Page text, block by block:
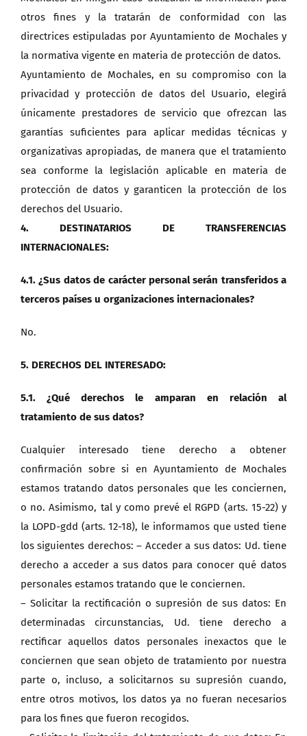
otros fines y la tratarán de conformidad con las
directrices estipuladas por Ayuntamiento de Mochales y
la normativa vigente en materia de protección de datos.
Ayuntamiento de Mochales, en su compromiso con la
privacidad y protección de datos del Usuario, elegirá
únicamente prestadores de servicio que ofrezcan las
garantías suficientes para aplicar medidas técnicas y
organizativas apropiadas, de manera que el tratamiento
sea conforme la legislación aplicable en materia de
protección de datos y garanticen la protección de los
derechos del Usuario.
4. DESTINATARIOS DE TRANSFERENCIAS
INTERNACIONALES:
4.1. ¿Sus datos de carácter personal serán transferidos a
terceros países u organizaciones internacionales?
No.
5. DERECHOS DEL INTERESADO:
5.1. ¿Qué derechos le amparan en relación al
tratamiento de sus datos?
Cualquier interesado tiene derecho a obtener
confirmación sobre si en Ayuntamiento de Mochales
estamos tratando datos personales que les conciernen,
o no. Asimismo, tal y como prevé el RGPD (arts. 15-22) y
la LOPD-gdd (arts. 12-18), le informamos que usted tiene
los siguientes derechos: – Acceder a sus datos: Ud. tiene
derecho a acceder a sus datos para conocer qué datos
personales estamos tratando que le conciernen.
– Solicitar la rectificación o supresión de sus datos: En
determinadas circunstancias, Ud. tiene derecho a
rectificar aquellos datos personales inexactos que le
conciernen que sean objeto de tratamiento por nuestra
parte o, incluso, a solicitarnos su supresión cuando,
entre otros motivos, los datos ya no fueran necesarios
para los fines que fueron recogidos.